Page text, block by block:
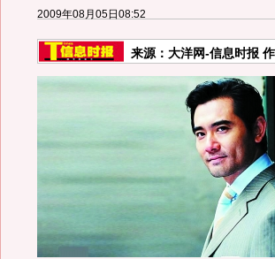
2009年08月05日08:52
来源： 大洋网-信息时报作